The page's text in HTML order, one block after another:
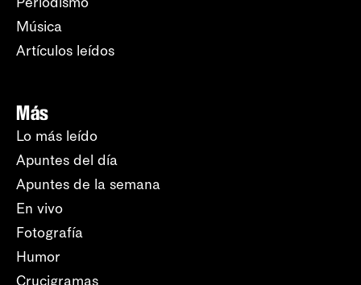
Música
Artículos leídos
Más
Lo más leído
Apuntes del día
Apuntes de la semana
En vivo
Fotografía
Humor
Crucigramas